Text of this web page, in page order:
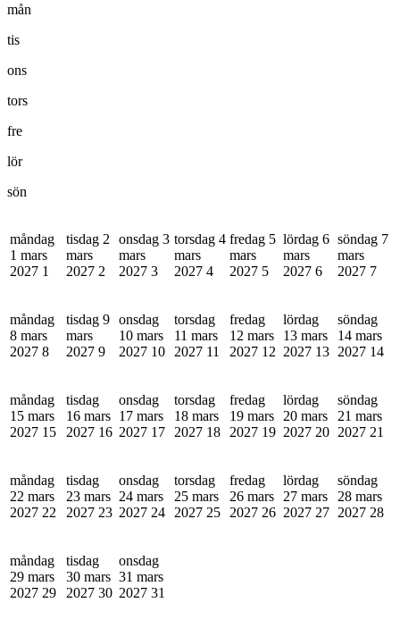
mån
tis
ons
tors
fre
lör
sön
måndag
1 mars
2027 1
tisdag 2
mars
2027 2
onsdag 3
mars
2027 3
torsdag 4
mars
2027 4
fredag 5
mars
2027 5
lördag 6
mars
2027 6
söndag 7
mars
2027 7
måndag
8 mars
2027 8
tisdag 9
mars
2027 9
onsdag
10 mars
2027 10
torsdag
11 mars
2027 11
fredag
12 mars
2027 12
lördag
13 mars
2027 13
söndag
14 mars
2027 14
måndag
15 mars
2027 15
tisdag
16 mars
2027 16
onsdag
17 mars
2027 17
torsdag
18 mars
2027 18
fredag
19 mars
2027 19
lördag
20 mars
2027 20
söndag
21 mars
2027 21
måndag
22 mars
2027 22
tisdag
23 mars
2027 23
onsdag
24 mars
2027 24
torsdag
25 mars
2027 25
fredag
26 mars
2027 26
lördag
27 mars
2027 27
söndag
28 mars
2027 28
måndag
29 mars
2027 29
tisdag
30 mars
2027 30
onsdag
31 mars
2027 31